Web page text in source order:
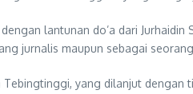
lantunan do’a dari
jurnalis maupun sebagai
Tebingtinggi, yang dilanjut